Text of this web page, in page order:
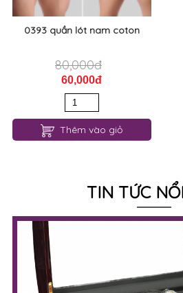
0393 quần lót nam coton
80,000đ
60,000đ
Thêm vào giỏ
TIN TỨC